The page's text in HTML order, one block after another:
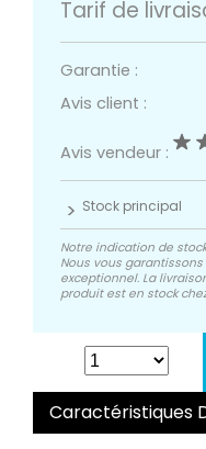
Tarif de
Garantie :
Avis client :
Avis vendeur :
Stock principal
Notre indication de
Nous vous
exceptionnel. La
produit est en stock
Caractéristiques